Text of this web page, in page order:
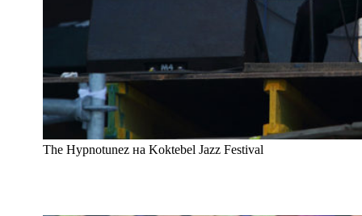
The Hypnotunez на Koktebel Jazz Festival